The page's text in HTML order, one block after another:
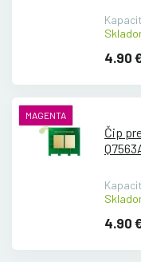
4.90
MAGENTA
Čip
4.90